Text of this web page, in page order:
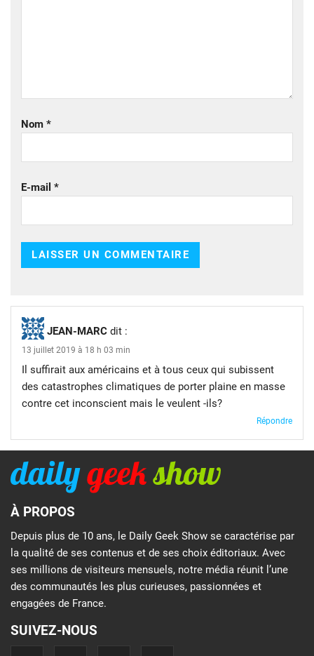
Nom *
E-mail *
JEAN-MARC dit :
13 juillet 2019 à 18 h 03 min
Il suffirait aux américains et à tous ceux qui subissent
des catastrophes climatiques de porter plaine en masse
contre cet inconscient mais le veulent -ils?
Répondre
À PROPOS
Depuis plus de 10 ans, le Daily Geek Show se caractérise par
la qualité de ses contenus et de ses choix éditoriaux. Avec
ses millions de visiteurs mensuels, notre média réunit l’une
des communautés les plus curieuses, passionnées et
engagées de France.
SUIVEZ-NOUS